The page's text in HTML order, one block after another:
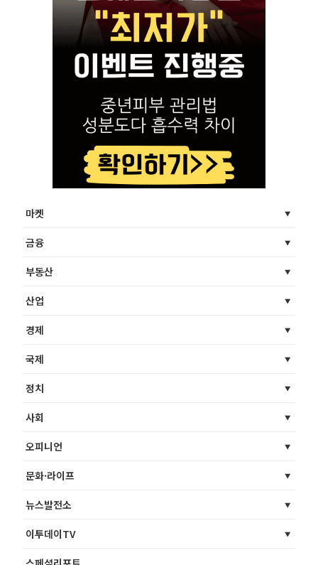
마켓
금융
부동산
산업
경제
국제
정치
사회
오피니언
문화·라이프
뉴스발전소
이투데이TV